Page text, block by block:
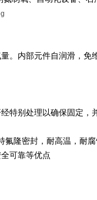
。内部元件自润滑，免
特别处理以确保固定，
隆密封，耐高温，耐
可靠等优点